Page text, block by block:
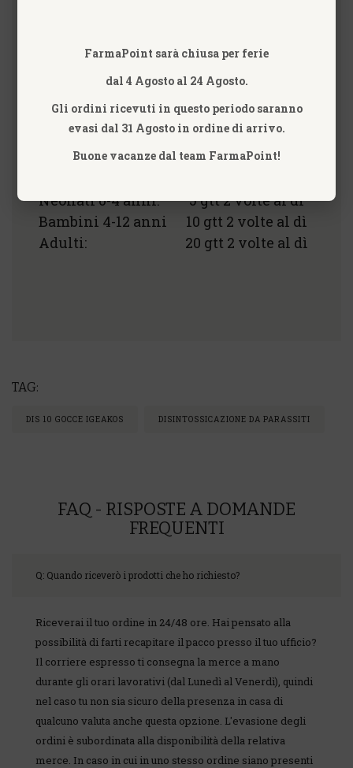
ipersensibilità alla luce, ai suoni ed al
tatto, spasmofilia, tachicardia e
sonnolenza con difficoltà a dormire e
sonno agitato.
Neonati 0-4 anni:
5 gtt 2 volte al dì
Bambini 4-12 anni
10 gtt 2 volte al dì
Adulti:
20 gtt 2 volte al dì
TAG:
DIS 10 GOCCE IGEAKOS DISINTOSSICAZIONE DA PARASSITI
FAQ - RISPOSTE A DOMANDE
FREQUENTI
Q: Quando riceverò i prodotti che ho richiesto?
Riceverai il tuo ordine in 24/48 ore. Hai pensato alla
possibilità di farti recapitare il pacco presso il tuo ufficio?
Il corriere espresso ti consegna la merce a mano
durante gli orari lavorativi (dal Lunedì al Venerdì), quindi
nel caso tu non sia sicuro della presenza in casa di
qualcuno valuta anche questa opzione. L'evasione degli
ordini è subordinata alla disponibilità della relativa
merce. In caso in cui in uno stesso ordine siano presenti
FarmaPoint sarà chiusa per ferie
dal 4 Agosto al 24 Agosto.
Gli ordini ricevuti in questo periodo saranno
evasi dal 31 Agosto in ordine di arrivo.
Buone vacanze dal team FarmaPoint!